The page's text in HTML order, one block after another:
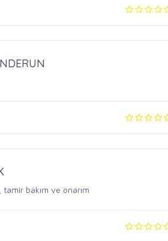
bakım ve onarım